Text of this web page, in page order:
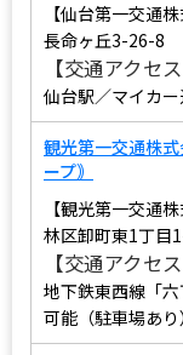
【仙台第一交通
長命ヶ丘3-26-8
【交通アクセス
仙台駅／マイカー
観光第一交通株
ープ｠
【観光第一交通
林区卸町東1丁目
【交通アクセス
地下鉄東西線「
可能（駐車場あり）